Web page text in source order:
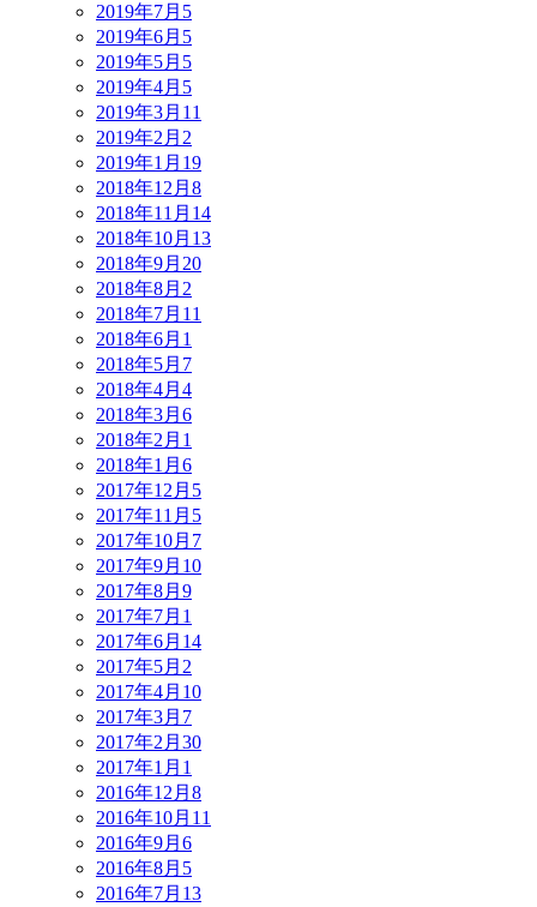
2019年7月 5
2019年6月 5
2019年5月 5
2019年4月 5
2019年3月 11
2019年2月 2
2019年1月 19
2018年12月 8
2018年11月 14
2018年10月 13
2018年9月 20
2018年8月 2
2018年7月 11
2018年6月 1
2018年5月 7
2018年4月 4
2018年3月 6
2018年2月 1
2018年1月 6
2017年12月 5
2017年11月 5
2017年10月 7
2017年9月 10
2017年8月 9
2017年7月 1
2017年6月 14
2017年5月 2
2017年4月 10
2017年3月 7
2017年2月 30
2017年1月 1
2016年12月 8
2016年10月 11
2016年9月 6
2016年8月 5
2016年7月 13